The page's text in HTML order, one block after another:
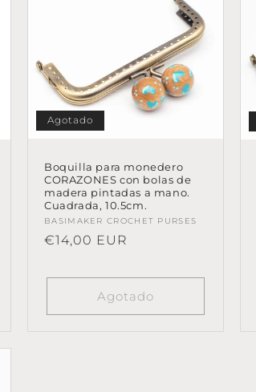
Agotado
Boquilla para monedero
CORAZONES con bolas de
madera pintadas a mano.
Cuadrada, 10.5cm.
Proveedor:
BASIMAKER CROCHET PURSES
Precio
€14,00 EUR
Agotado